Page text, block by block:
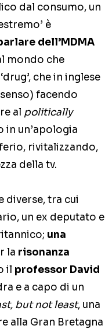
dal consumo, un
è
dell’MDMA
mondo che
che in inglese
facendo
al politically
un’apologia
rivitalizzando,
della tv.
diverse, tra cui
un ex deputato e
una
la risonanza
il professor David
e a capo di un
but not least, una
alla Gran Bretagna